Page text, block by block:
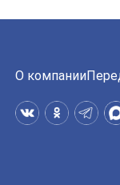
О компании